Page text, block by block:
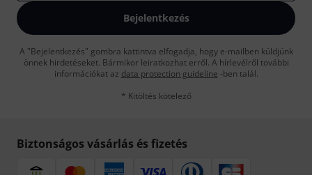
Bejelentkezés
A "Bejelentkezés" gombra kattintva elfogadja, hogy e-mailben küldjünk
önnek hirdetéseket. Bármikor leiratkozhat erről. A hírlevélről további
információkat az data protection guideline -ben talál.
* Kitöltés kötelező
Biztonságos vásárlás és fizetés